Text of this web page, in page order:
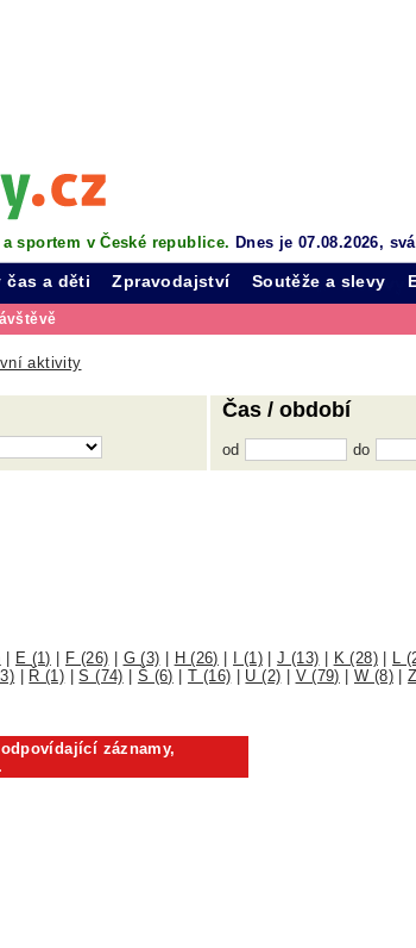
sportem v České republice. Dnes je 07.08.2026,
čas a děti Zpravodajství Soutěže a slevy
aktivity
Čas / období
od do
E (1) F (26) G (3) H (26) I (1)|J (13) K (28)| L
Ř (1) |S (74) Š (6) T (16) U (2) V (79) W (8)|
záznamy,